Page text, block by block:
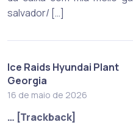
salvador/ […]
Ice Raids Hyundai Plant
Georgia
16 de maio de 2026
… [Trackback]